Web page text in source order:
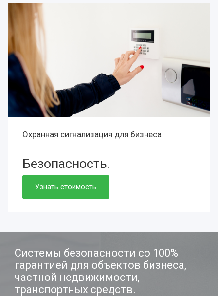
Охранная сигнализация для бизнеса
Безопасность.
Сохранность.Престиж.
Просто. Быстро. Доступно.
Нужно. Обязательно.
Узнать стоимость
Системы безопасности со 100%
гарантией для объектов бизнеса,
частной недвижимости,
транспортных средств.